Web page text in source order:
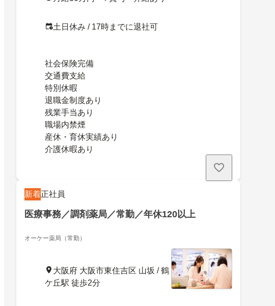
土日休み / 17時までに退社可
社会保険完備
交通費支給
特別休暇
退職金制度あり
残業手当あり
職場内禁煙
産休・育休実績あり
介護休暇あり
新着正社員
医療事務／調剤薬局／常勤／年休120以上
オーケー薬局（常勤）
大阪府 大阪市東住吉区 山坂 / 鶴
ケ丘駅 徒歩2分